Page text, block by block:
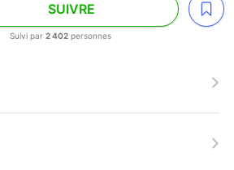
SUIVRE
Suivi par2 402 personnes